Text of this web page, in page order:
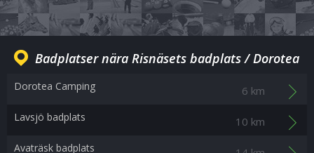
Badplatser nära Risnäsets badplats / Dorotea
Dorotea Camping 6 km
Lavsjö badplats 10 km
Avaträsk badplats